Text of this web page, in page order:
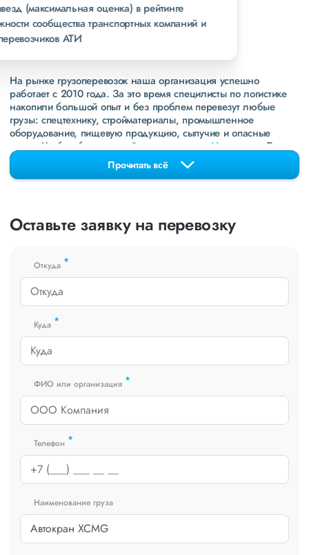
пять звезд (максимальная оценка) в рейтинге
надежности сообщества транспортных компаний и
грузоперевозчиков АТИ
На рынке грузоперевозок наша организация успешно
работает с 2010 года. За это время специлисты по логистике
накопили большой опыт и без проблем перевезут любые
грузы: спецтехнику, стройматериалы, промышленное
оборудование, пищевую продукцию, сыпучие и опасные
грузы. Чтобы убедиться зайдите в раздел
«Наш опыт»
. Там
свежие примеры перевозок, которые обновляются несколько
раз в неделю. Также недавно мы запустили новые
направления вДНРиЛНР. Предоставляем все стандартные
экспедирование. За каждым клиентом закреплен менеджер,
который сообщит о текущем статусе вашего груза. Чтобы
сайте или звоните по номеру
РФ).
Прочитать всё
Оставьте заявку на перевозку
Откуда *
Куда *
ФИО или организация *
Телефон *
Наименование груза